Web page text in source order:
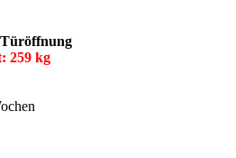
Türöffnung
259 kg